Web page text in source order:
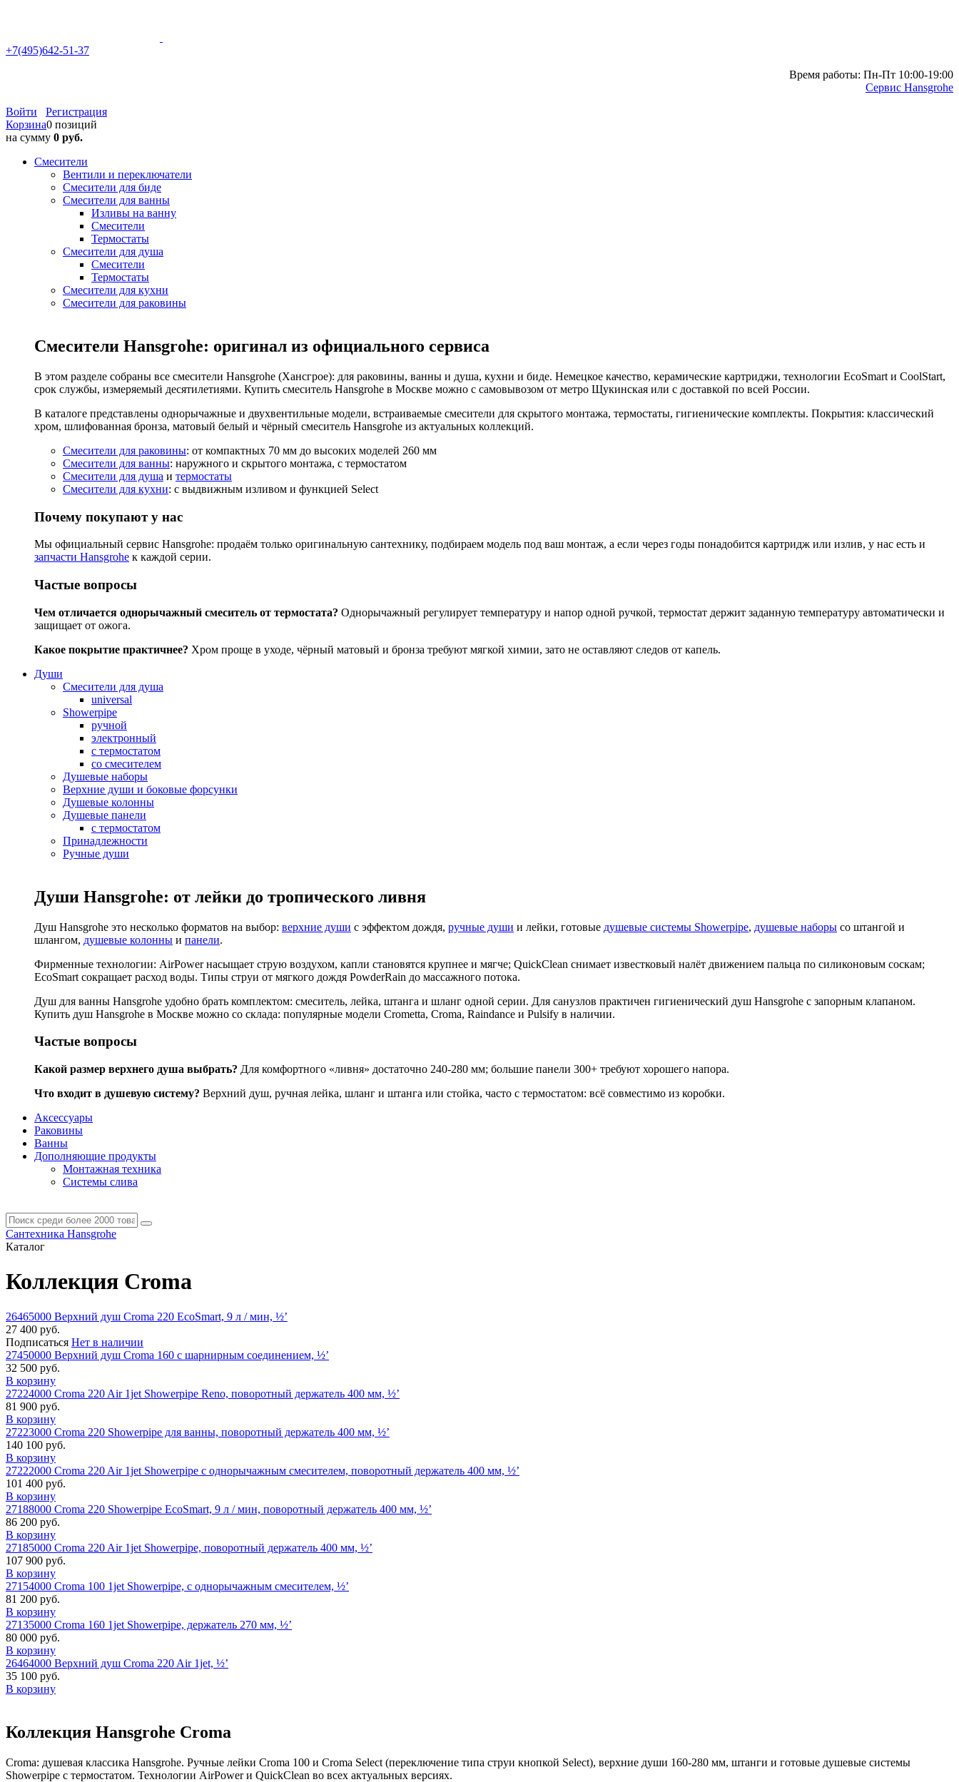
+7(495)642-51-37
Время работы: Пн-Пт 10:00-19:00
Сервис Hansgrohe
Войти
Регистрация
Корзина0 позиций
на сумму 0 руб.
Смесители
Вентили и переключатели
Смесители для биде
Смесители для ванны
Изливы на ванну
Смесители
Термостаты
Смесители для душа
Смесители
Термостаты
Смесители для кухни
Смесители для раковины
Смесители Hansgrohe: оригинал из официального сервиса
В этом разделе собраны все смесители Hansgrohe (Хансгрое): для раковины, ванны и душа, кухни и биде. Немецкое качество, керамические картриджи, технологии EcoSmart и CoolStart,
срок службы, измеряемый десятилетиями. Купить смеситель Hansgrohe в Москве можно с самовывозом от метро Щукинская или с доставкой по всей России.
В каталоге представлены однорычажные и двухвентильные модели, встраиваемые смесители для скрытого монтажа, термостаты, гигиенические комплекты. Покрытия: классический
хром, шлифованная бронза, матовый белый и чёрный смеситель Hansgrohe из актуальных коллекций.
Смесители для раковины: от компактных 70 мм до высоких моделей 260 мм
Смесители для ванны: наружного и скрытого монтажа, с термостатом
Смесители для душа и термостаты
Смесители для кухни: с выдвижным изливом и функцией Select
Почему покупают у нас
Мы официальный сервис Hansgrohe: продаём только оригинальную сантехнику, подбираем модель под ваш монтаж, а если через годы понадобится картридж или излив, у нас есть и
запчасти Hansgrohe к каждой серии.
Частые вопросы
Чем отличается однорычажный смеситель от термостата? Однорычажный регулирует температуру и напор одной ручкой, термостат держит заданную температуру автоматически и
защищает от ожога.
Какое покрытие практичнее? Хром проще в уходе, чёрный матовый и бронза требуют мягкой химии, зато не оставляют следов от капель.
Души
Смесители для душа
universal
Showerpipe
ручной
электронный
с термостатом
со смесителем
Душевые наборы
Верхние души и боковые форсунки
Душевые колонны
Душевые панели
с термостатом
Принадлежности
Ручные души
Души Hansgrohe: от лейки до тропического ливня
Душ Hansgrohe это несколько форматов на выбор: верхние души с эффектом дождя, ручные души и лейки, готовые душевые системы Showerpipe, душевые наборы со штангой и
шлангом, душевые колонны и панели.
Фирменные технологии: AirPower насыщает струю воздухом, капли становятся крупнее и мягче; QuickClean снимает известковый налёт движением пальца по силиконовым соскам;
EcoSmart сокращает расход воды. Типы струи от мягкого дождя PowderRain до массажного потока.
Душ для ванны Hansgrohe удобно брать комплектом: смеситель, лейка, штанга и шланг одной серии. Для санузлов практичен гигиенический душ Hansgrohe с запорным клапаном.
Купить душ Hansgrohe в Москве можно со склада: популярные модели Crometta, Croma, Raindance и Pulsify в наличии.
Частые вопросы
Какой размер верхнего душа выбрать? Для комфортного «ливня» достаточно 240-280 мм; большие панели 300+ требуют хорошего напора.
Что входит в душевую систему? Верхний душ, ручная лейка, шланг и штанга или стойка, часто с термостатом: всё совместимо из коробки.
Аксессуары
Раковины
Ванны
Дополняющие продукты
Монтажная техника
Системы слива
Сантехника Hansgrohe
Каталог
Коллекция Croma
26465000 Верхний душ Croma 220 EcoSmart, 9 л / мин, ½’
27 400 руб.
Подписаться Нет в наличии
27450000 Верхний душ Croma 160 с шарнирным соединением, ½’
32 500 руб.
В корзину
27224000 Croma 220 Air 1jet Showerpipe Reno, поворотный держатель 400 мм, ½’
81 900 руб.
В корзину
27223000 Croma 220 Showerpipe для ванны, поворотный держатель 400 мм, ½’
140 100 руб.
В корзину
27222000 Croma 220 Air 1jet Showerpipe с однорычажным смесителем, поворотный держатель 400 мм, ½’
101 400 руб.
В корзину
27188000 Croma 220 Showerpipe EcoSmart, 9 л / мин, поворотный держатель 400 мм, ½’
86 200 руб.
В корзину
27185000 Croma 220 Air 1jet Showerpipe, поворотный держатель 400 мм, ½’
107 900 руб.
В корзину
27154000 Croma 100 1jet Showerpipe, с однорычажным cмесителем, ½’
81 200 руб.
В корзину
27135000 Croma 160 1jet Showerpipe, держатель 270 мм, ½’
80 000 руб.
В корзину
26464000 Верхний душ Croma 220 Air 1jet, ½’
35 100 руб.
В корзину
Коллекция Hansgrohe Croma
Croma: душевая классика Hansgrohe. Ручные лейки Croma 100 и Croma Select (переключение типа струи кнопкой Select), верхние души 160-280 мм, штанги и готовые душевые системы
Showerpipe с термостатом. Технологии AirPower и QuickClean во всех актуальных версиях.